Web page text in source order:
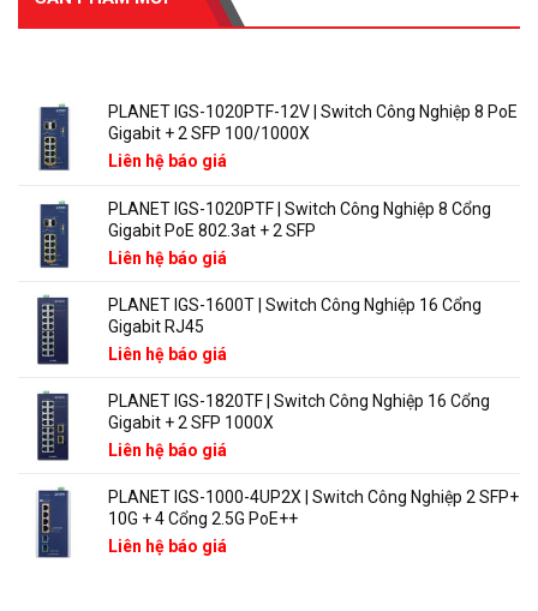
kết
nối.
Điểm
6
và
mạng
doanh
PLANET IGS-1020PTF-12V | Switch Công Nghiệp 8 PoE
Gigabit + 2 SFP 100/1000X
Liên hệ báo giá
PLANET IGS-1020PTF | Switch Công Nghiệp 8 Cổng
Gigabit PoE 802.3at + 2 SFP
Liên hệ báo giá
PLANET IGS-1600T | Switch Công Nghiệp 16 Cổng
Gigabit RJ45
Liên hệ báo giá
PLANET IGS-1820TF | Switch Công Nghiệp 16 Cổng
Gigabit + 2 SFP 1000X
Liên hệ báo giá
PLANET IGS-1000-4UP2X | Switch Công Nghiệp 2 SFP+
10G + 4 Cổng 2.5G PoE++
Liên hệ báo giá